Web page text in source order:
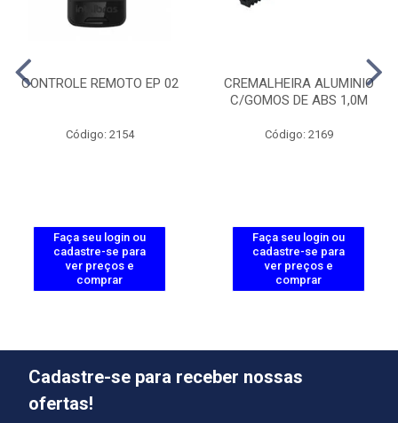
CONTROLE REMOTO EP 02
Código: 2154
Faça seu login ou
cadastre-se para
ver preços e
comprar
CREMALHEIRA ALUMINIO
C/GOMOS DE ABS 1,0M
Código: 2169
Faça seu login ou
cadastre-se para
ver preços e
comprar
Cadastre-se para receber nossas
ofertas!